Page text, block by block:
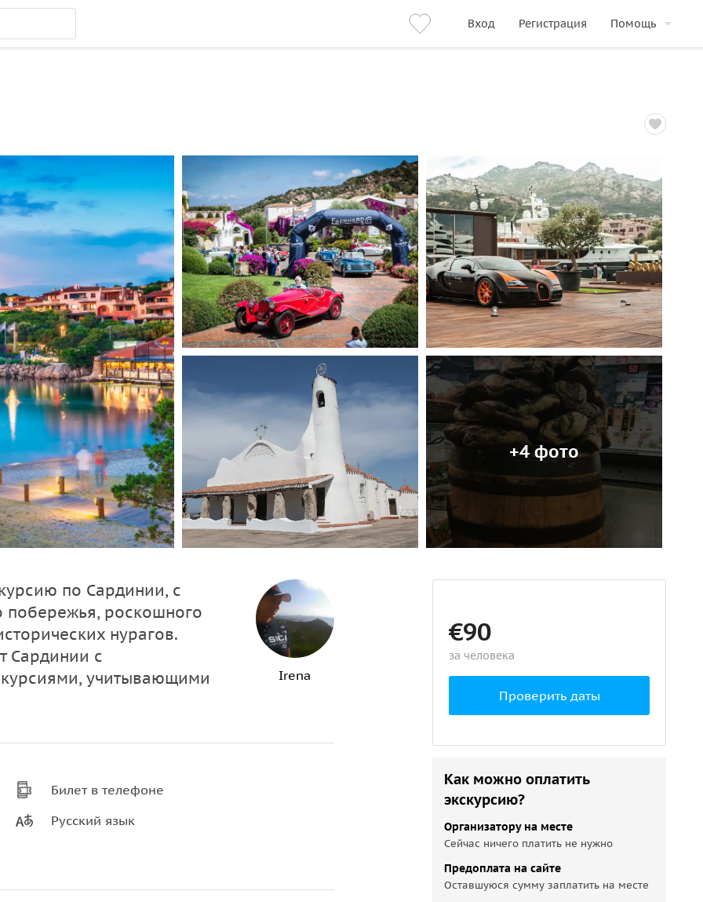
Вход Регистрация Помощь
+4 фото
по Сардинии, с
побережья, роскошного
нурагов.
Сардинии с
учитывающими
Irena
Билет в телефоне
Русский язык
€90
за человека
Проверить даты
Как можно оплатить
экскурсию?
Организатору на месте
Сейчас ничего платить не нужно
Предоплата на сайте
Оставшуюся сумму заплатить на месте